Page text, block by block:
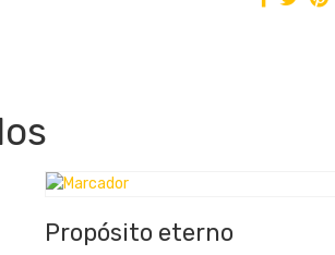
Propósito eterno